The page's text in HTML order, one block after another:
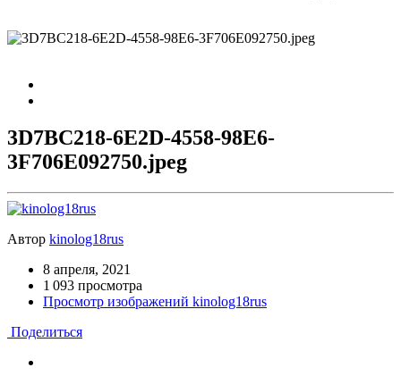
3D7BC218-6E2D-4558-98E6-
3F706E092750.jpeg
Автор kinolog18rus
8 апреля, 2021
1 093 просмотра
Просмотр изображений kinolog18rus
Поделиться